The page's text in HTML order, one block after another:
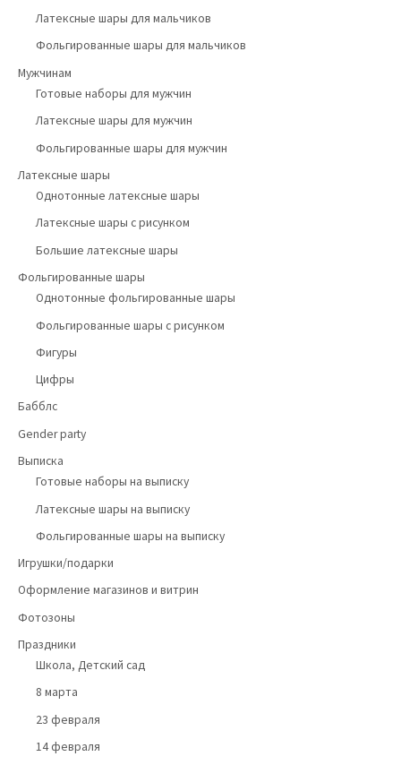
Латексные шары для мальчиков
Фольгированные шары для мальчиков
Мужчинам
Готовые наборы для мужчин
Латексные шары для мужчин
Фольгированные шары для мужчин
Латексные шары
Однотонные латексные шары
Латексные шары с рисунком
Большие латексные шары
Фольгированные шары
Однотонные фольгированные шары
Фольгированные шары с рисунком
Фигуры
Цифры
Бабблс
Gender party
Выписка
Готовые наборы на выписку
Латексные шары на выписку
Фольгированные шары на выписку
Игрушки/подарки
Оформление магазинов и витрин
Фотозоны
Праздники
Школа, Детский сад
8 марта
23 февраля
14 февраля